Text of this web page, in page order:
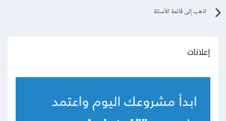
اذهب إلى قائمة الأسئلة
إعلانات